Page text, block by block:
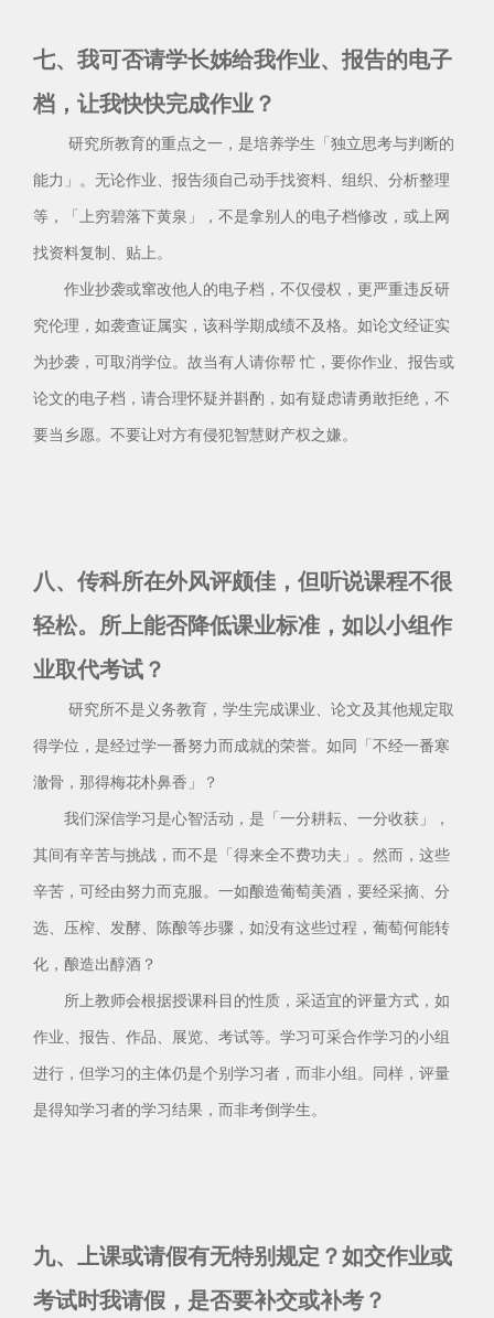
七、我可否请学长姊给我作业、报告的电子
档，让我快快完成作业？
研究所教育的重点之一，是培养学生「独立思考与判断的
能力」。无论作业、报告须自己动手找资料、组织、分析整理
等，「上穷碧落下黄泉」，不是拿别人的电子档修改，或上网
找资料复制、贴上。
作业抄袭或窜改他人的电子档，不仅侵权，更严重违反研
究伦理，如袭查证属实，该科学期成绩不及格。如论文经证实
为抄袭，可取消学位。故当有人请你帮 忙，要你作业、报告或
论文的电子档，请合理怀疑并斟酌，如有疑虑请勇敢拒绝，不
要当乡愿。不要让对方有侵犯智慧财产权之嫌。
八、传科所在外风评颇佳，但听说课程不很
轻松。所上能否降低课业标准，如以小组作
业取代考试？
研究所不是义务教育，学生完成课业、论文及其他规定取
得学位，是经过学一番努力而成就的荣誉。如同「不经一番寒
澈骨，那得梅花朴鼻香」？
我们深信学习是心智活动，是「一分耕耘、一分收获」，
其间有辛苦与挑战，而不是「得来全不费功夫」。然而，这些
辛苦，可经由努力而克服。一如酿造葡萄美酒，要经采摘、分
选、压榨、发酵、陈酿等步骤，如没有这些过程，葡萄何能转
化，酿造出醇酒？
所上教师会根据授课科目的性质，采适宜的评量方式，如
作业、报告、作品、展览、考试等。学习可采合作学习的小组
进行，但学习的主体仍是个别学习者，而非小组。同样，评量
是得知学习者的学习结果，而非考倒学生。
九、上课或请假有无特别规定？如交作业或
考试时我请假，是否要补交或补考？